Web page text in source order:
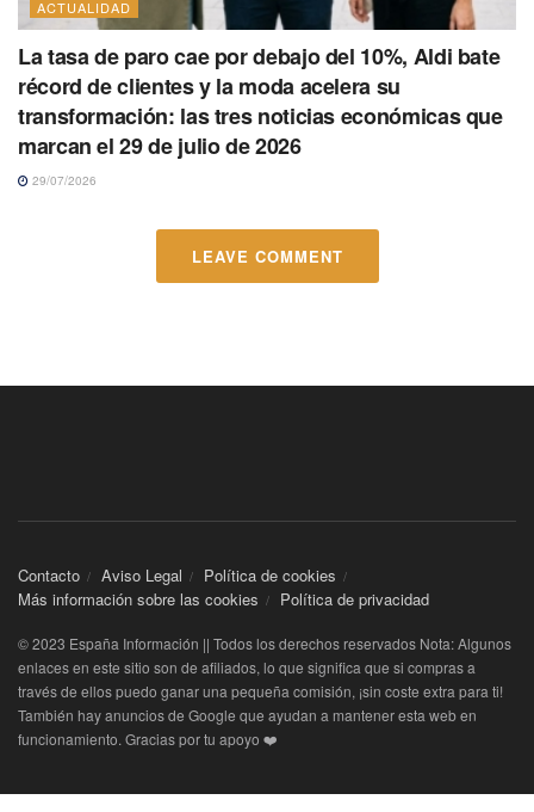
ACTUALIDAD
La tasa de paro cae por debajo del 10%, Aldi bate
récord de clientes y la moda acelera su
transformación: las tres noticias económicas que
marcan el 29 de julio de 2026
29/07/2026
LEAVE COMMENT
Contacto Aviso Legal
Política de cookies
Más información sobre las cookies
Política de privacidad
© 2023 España Información || Todos los derechos reservados Nota: Algunos
enlaces en este sitio son de afiliados, lo que significa que si compras a
través de ellos puedo ganar una pequeña comisión, ¡sin coste extra para ti!
También hay anuncios de Google que ayudan a mantener esta web en
funcionamiento. Gracias por tu apoyo ❤️